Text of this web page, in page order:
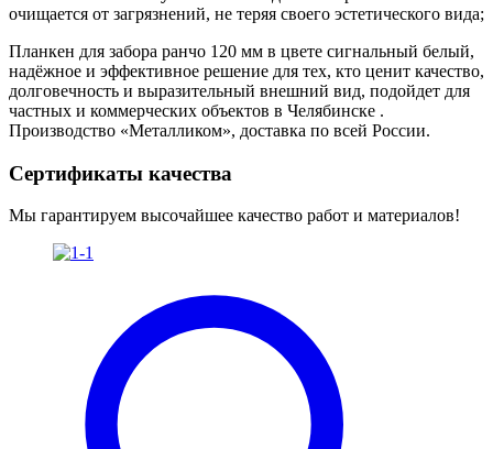
очищается от загрязнений, не теряя своего эстетического вида;
Планкен для забора ранчо 120 мм в цвете сигнальный белый,
надёжное и эффективное решение для тех, кто ценит качество,
долговечность и выразительный внешний вид, подойдет для
частных и коммерческих объектов в Челябинске .
Производство «Металликом», доставка по всей России.
Сертификаты качества
Мы гарантируем высочайшее качество работ и материалов!